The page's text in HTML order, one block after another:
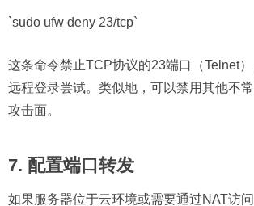
`sudo ufw deny 23/tcp`
这条命令禁止TCP协议的23端口（Telnet
远程登录尝试。类似地，可以禁用其他不
攻击面。
7. 配置端口转发
如果服务器位于云环境或需要通过NAT访